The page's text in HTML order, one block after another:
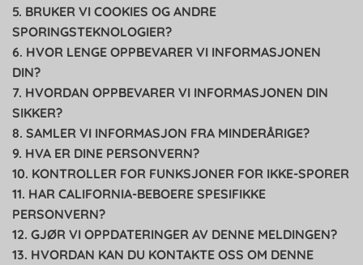
5. BRUKER VI COOKIES OG ANDRE
SPORINGSTEKNOLOGIER?
6. HVOR LENGE OPPBEVARER VI INFORMASJONEN
DIN?
7. HVORDAN OPPBEVARER VI INFORMASJONEN DIN
SIKKER?
8. SAMLER VI INFORMASJON FRA MINDERÅRIGE?
9. HVA ER DINE PERSONVERN?
10. KONTROLLER FOR FUNKSJONER FOR IKKE-SPORER
11. HAR CALIFORNIA-BEBOERE SPESIFIKKE
PERSONVERN?
12. GJØR VI OPPDATERINGER AV DENNE MELDINGEN?
13. HVORDAN KAN DU KONTAKTE OSS OM DENNE